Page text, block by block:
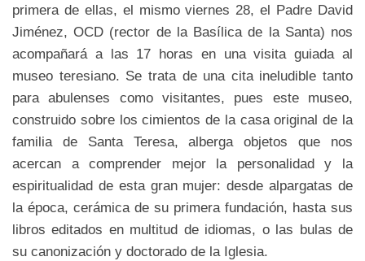
primera de ellas, el mismo viernes 28, el Padre David
Jiménez, OCD (rector de la Basílica de la Santa) nos
acompañará a las 17 horas en una visita guiada al
museo teresiano. Se trata de una cita ineludible tanto
para abulenses como visitantes, pues este museo,
construido sobre los cimientos de la casa original de la
familia de Santa Teresa, alberga objetos que nos
acercan a comprender mejor la personalidad y la
espiritualidad de esta gran mujer: desde alpargatas de
la época, cerámica de su primera fundación, hasta sus
libros editados en multitud de idiomas, o las bulas de
su canonización y doctorado de la Iglesia.